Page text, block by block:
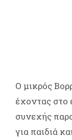
Ο μικρός
έχοντας στο
συνεχής
για παιδιά